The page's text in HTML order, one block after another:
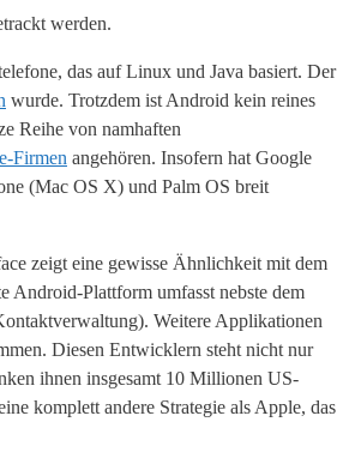
werden.
das auf Linux und Java basiert. Der
wurde. Trotzdem ist Android kein reines
Reihe von namhaften
Firmen angehören. Insofern hat Google
(Mac OS X) und Palm OS breit
zeigt eine gewisse Ähnlichkeit mit dem
Android-Plattform umfasst nebste dem
Weitere Applikationen
Diesen Entwicklern steht nicht nur
ihnen insgesamt 10 Millionen US-
komplett andere Strategie als Apple, das